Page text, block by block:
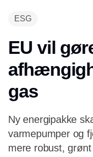
ESG
EU vil
gas
Ny energipakke
varmepumper og
mere robust,